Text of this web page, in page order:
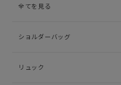
全てを見る
ショルダーバッグ
リュック